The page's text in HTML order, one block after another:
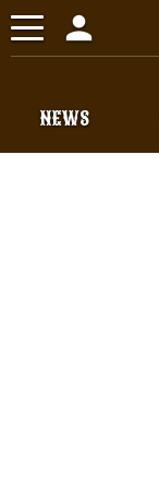
Toggle
navigation
person
NEWS